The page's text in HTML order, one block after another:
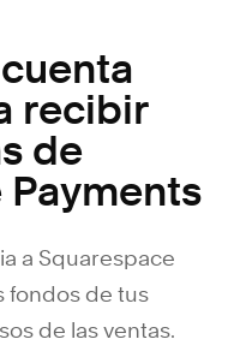
recibir
de
Payments
a Squarespace
fondos de tus
de las ventas.